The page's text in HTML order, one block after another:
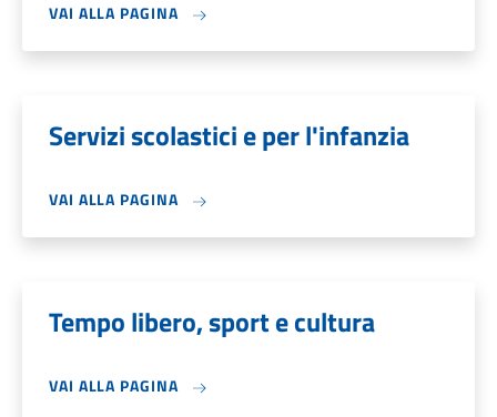
VAI ALLA PAGINA
Servizi scolastici e per l'infanzia
VAI ALLA PAGINA
Tempo libero, sport e cultura
VAI ALLA PAGINA